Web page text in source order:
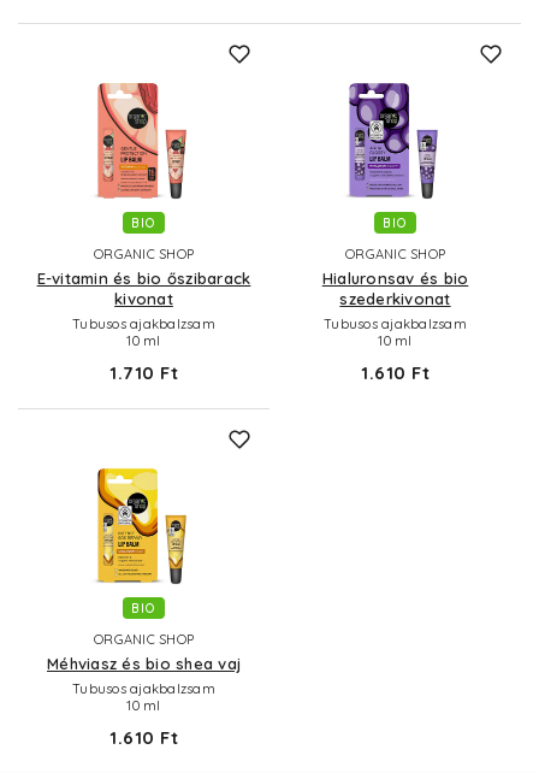
BIO
ORGANIC SHOP
E-vitamin és bio őszibarack
kivonat
Tubusos ajakbalzsam
10 ml
1.710 Ft
BIO
ORGANIC SHOP
Hialuronsav és bio
szederkivonat
Tubusos ajakbalzsam
10 ml
1.610 Ft
BIO
ORGANIC SHOP
Méhviasz és bio shea vaj
Tubusos ajakbalzsam
10 ml
1.610 Ft